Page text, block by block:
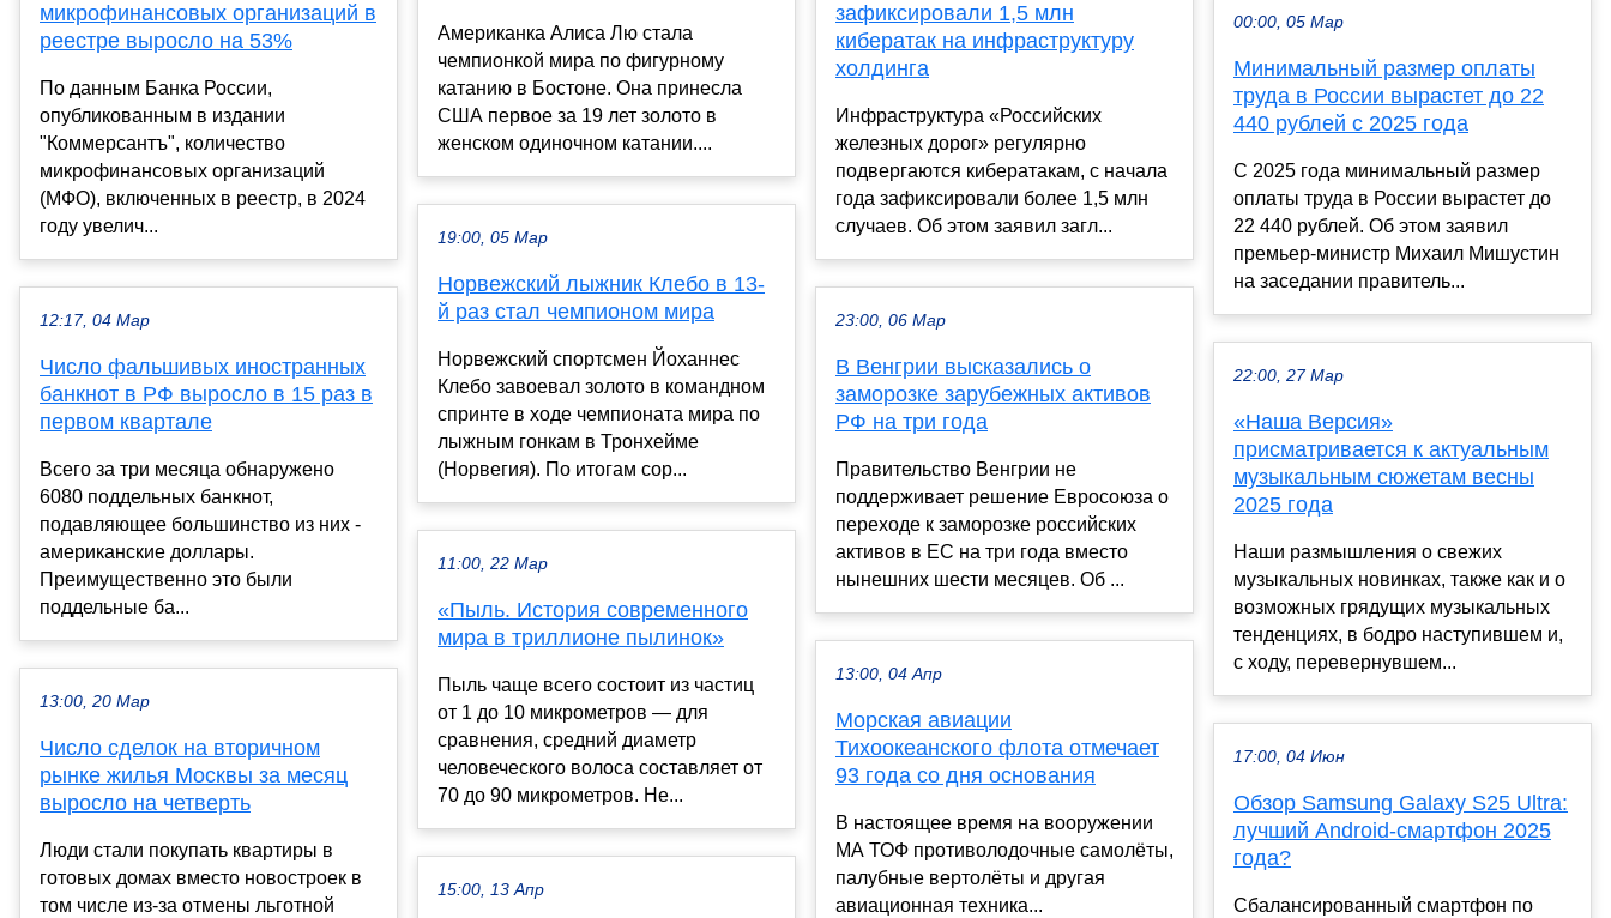
микрофинансовых организаций в
реестре выросло на 53%
По данным Банка России,
опубликованным в издании
"Коммерсантъ", количество
микрофинансовых организаций
(МФО), включенных в реестр, в 2024
году увелич...
12:17, 04 Мар
Число фальшивых иностранных
банкнот в РФ выросло в 15 раз в
первом квартале
Всего за три месяца обнаружено
6080 поддельных банкнот,
подавляющее большинство из них -
американские доллары.
Преимущественно это были
поддельные ба...
13:00, 20 Мар
Число сделок на вторичном
рынке жилья Москвы за месяц
выросло на четверть
Люди стали покупать квартиры в
готовых домах вместо новостроек в
том числе из-за отмены льготной
Американка Алиса Лю стала
чемпионкой мира по фигурному
катанию в Бостоне. Она принесла
США первое за 19 лет золото в
женском одиночном катании....
19:00, 05 Мар
Норвежский лыжник Клебо в 13-
й раз стал чемпионом мира
Норвежский спортсмен Йоханнес
Клебо завоевал золото в командном
спринте в ходе чемпионата мира по
лыжным гонкам в Тронхейме
(Норвегия). По итогам сор...
11:00, 22 Мар
«Пыль. История современного
мира в триллионе пылинок»
Пыль чаще всего состоит из частиц
от 1 до 10 микрометров — для
сравнения, средний диаметр
человеческого волоса составляет от
70 до 90 микрометров. Не...
15:00, 13 Апр
зафиксировали 1,5 млн
кибератак на инфраструктуру
холдинга
Инфраструктура «Российских
железных дорог» регулярно
подвергаются кибератакам, с начала
года зафиксировали более 1,5 млн
случаев. Об этом заявил загл...
23:00, 06 Мар
В Венгрии высказались о
заморозке зарубежных активов
РФ на три года
Правительство Венгрии не
поддерживает решение Евросоюза о
переходе к заморозке российских
активов в ЕС на три года вместо
нынешних шести месяцев. Об ...
13:00, 04 Апр
Морская авиации
Тихоокеанского флота отмечает
93 года со дня основания
В настоящее время на вооружении
МА ТОФ противолодочные самолёты,
палубные вертолёты и другая
авиационная техника...
00:00, 05 Мар
Минимальный размер оплаты
труда в России вырастет до 22
440 рублей с 2025 года
С 2025 года минимальный размер
оплаты труда в России вырастет до
22 440 рублей. Об этом заявил
премьер-министр Михаил Мишустин
на заседании правитель...
22:00, 27 Мар
«Наша Версия»
присматривается к актуальным
музыкальным сюжетам весны
2025 года
Наши размышления о свежих
музыкальных новинках, также как и о
возможных грядущих музыкальных
тенденциях, в бодро наступившем и,
с ходу, перевернувшем...
17:00, 04 Июн
Обзор Samsung Galaxy S25 Ultra:
лучший Android-смартфон 2025
года?
Сбалансированный смартфон по